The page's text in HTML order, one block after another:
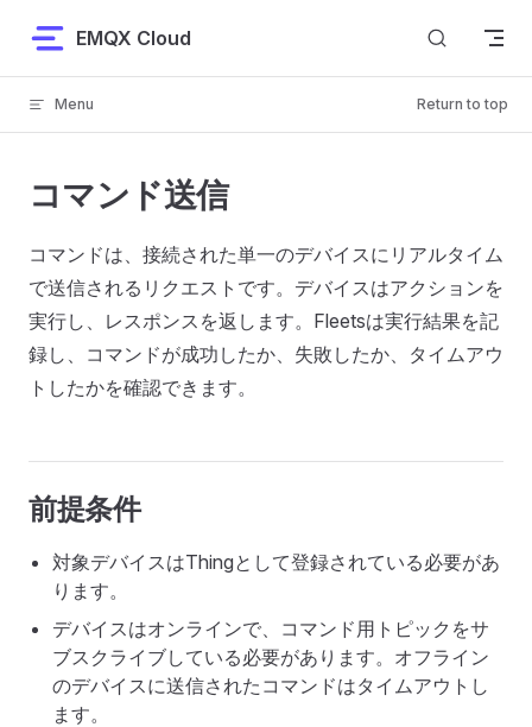
Skip to content
EMQX Cloud
Menu Return to top
コマンド送信
コマンドは、接続された単一のデバイスにリアルタイム
で送信されるリクエストです。デバイスはアクションを
実行し、レスポンスを返します。Fleetsは実行結果を記
録し、コマンドが成功したか、失敗したか、タイムアウ
トしたかを確認できます。
前提条件
対象デバイスはThingとして登録されている必要があ
ります。
デバイスはオンラインで、コマンド用トピックをサ
ブスクライブしている必要があります。オフライン
のデバイスに送信されたコマンドはタイムアウトし
ます。